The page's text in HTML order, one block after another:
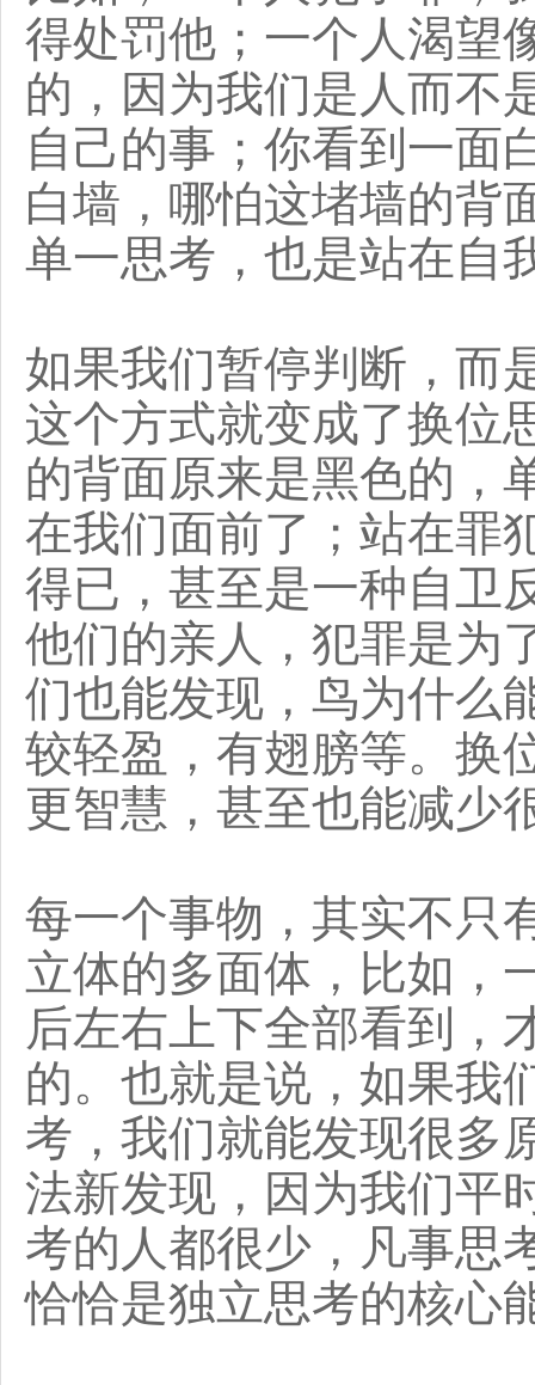
得处罚他；一个人渴望
的，因为我们是人而不
自己的事；你看到一面
白墙，哪怕这堵墙的背
单一思考，也是站在自
如果我们暂停判断，而
这个方式就变成了换位
的背面原来是黑色的，
在我们面前了；站在罪
得已，甚至是一种自卫
他们的亲人，犯罪是为
们也能发现，鸟为什么
较轻盈，有翅膀等。换
更智慧，甚至也能减少
每一个事物，其实不只
立体的多面体，比如，
后左右上下全部看到，
的。也就是说，如果我
考，我们就能发现很多
法新发现，因为我们平
考的人都很少，凡事思
恰恰是独立思考的核心